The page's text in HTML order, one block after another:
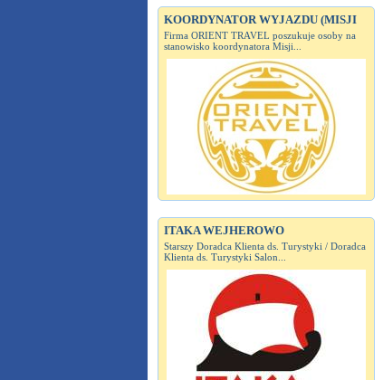
KOORDYNATOR WYJAZDU (MISJI
Firma ORIENT TRAVEL poszukuje osoby na
stanowisko koordynatora Misji...
ITAKA WEJHEROWO
Starszy Doradca Klienta ds. Turystyki / Doradca
Klienta ds. Turystyki Salon...